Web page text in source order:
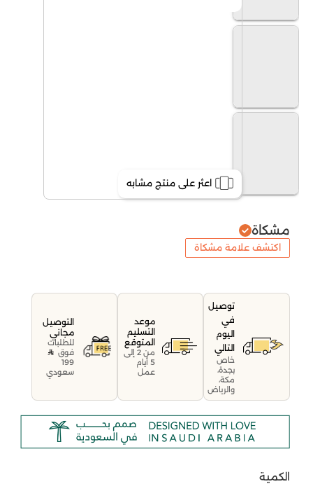
اعثر على منتج مشابه
مشكاة
اكتشف علامة مشكاة
توصيل
في
اليوم
التالي
خاص
بجدة،
مكة،
والرياض
موعد
التسليم
المتوقع
من 2 إلى
5 أيام
عمل
التوصيل
مجاني
للطلبات
فوق
199
سعودي
الكمية